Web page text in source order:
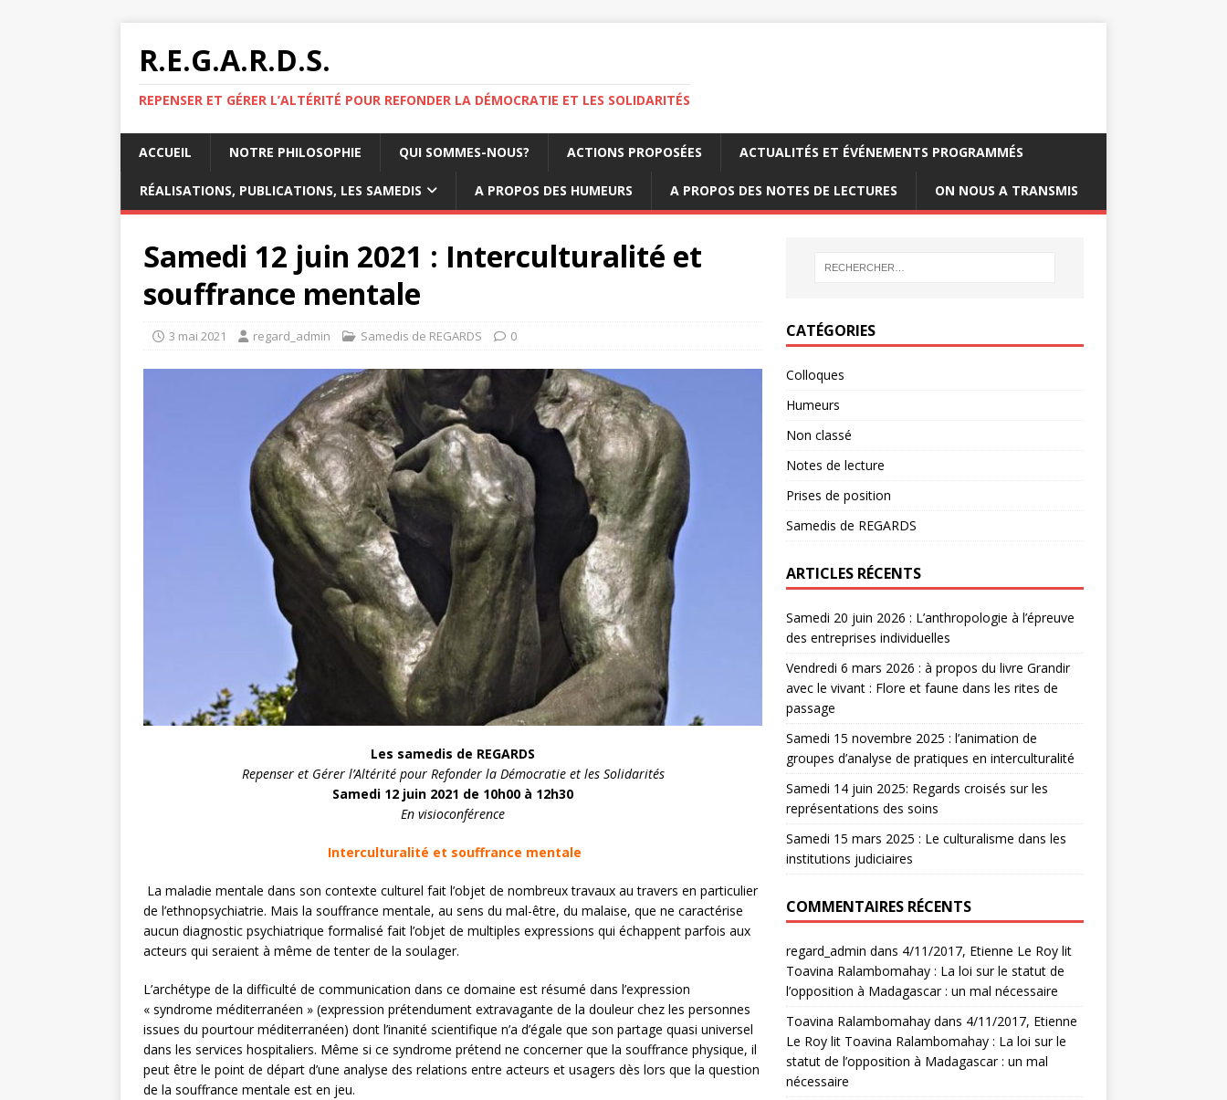
R.E.G.A.R.D.S.
REPENSER ET GÉRER L’ALTÉRITÉ POUR REFONDER LA DÉMOCRATIE ET LES SOLIDARITÉS
ACCUEIL NOTRE PHILOSOPHIE QUI SOMMES-NOUS? ACTIONS PROPOSÉES ACTUALITÉS ET ÉVÉNEMENTS PROGRAMMÉS
RÉALISATIONS, PUBLICATIONS, LES SAMEDIS A PROPOS DES HUMEURS A PROPOS DES NOTES DE LECTURES ON NOUS A TRANSMIS
Samedi 12 juin 2021 : Interculturalité et
souffrance mentale
3 mai 2021 regard_admin Samedis de REGARDS 0
Les samedis de REGARDS
Repenser et Gérer l’Altérité pour Refonder la Démocratie et les Solidarités
Samedi 12 juin 2021 de 10h00 à 12h30
En visioconférence
Interculturalité et souffrance mentale
La maladie mentale dans son contexte culturel fait l’objet de nombreux travaux au travers en particulier
de l’ethnopsychiatrie. Mais la souffrance mentale, au sens du mal-être, du malaise, que ne caractérise
aucun diagnostic psychiatrique formalisé fait l’objet de multiples expressions qui échappent parfois aux
acteurs qui seraient à même de tenter de la soulager.
L’archétype de la difficulté de communication dans ce domaine est résumé dans l’expression
« syndrome méditerranéen » (expression prétendument extravagante de la douleur chez les personnes
issues du pourtour méditerranéen) dont l’inanité scientifique n’a d’égale que son partage quasi universel
dans les services hospitaliers. Même si ce syndrome prétend ne concerner que la souffrance physique, il
peut être le point de départ d’une analyse des relations entre acteurs et usagers dès lors que la question
de la souffrance mentale est en jeu.
CATÉGORIES
Colloques
Humeurs
Non classé
Notes de lecture
Prises de position
Samedis de REGARDS
ARTICLES RÉCENTS
Samedi 20 juin 2026 : L’anthropologie à l’épreuve
des entreprises individuelles
Vendredi 6 mars 2026 : à propos du livre Grandir
avec le vivant : Flore et faune dans les rites de
passage
Samedi 15 novembre 2025 : l’animation de
groupes d’analyse de pratiques en interculturalité
Samedi 14 juin 2025: Regards croisés sur les
représentations des soins
Samedi 15 mars 2025 : Le culturalisme dans les
institutions judiciaires
COMMENTAIRES RÉCENTS
regard_admin dans 4/11/2017, Etienne Le Roy lit
Toavina Ralambomahay : La loi sur le statut de
l’opposition à Madagascar : un mal nécessaire
Toavina Ralambomahaydans 4/11/2017, Etienne
Le Roy lit Toavina Ralambomahay : La loi sur le
statut de l’opposition à Madagascar : un mal
nécessaire